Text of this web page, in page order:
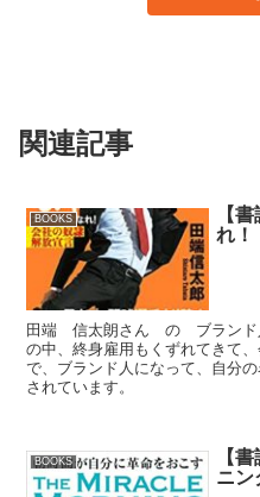
関連記事
BOOKS
【
れ！
田端 信太朗さん の ブランド
の中、終身雇用もくずれてきて
で、ブランド人になって、自分
されています。
BOOKS
【
ニン